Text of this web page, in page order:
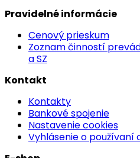
Pravidelné informácie
Cenový prieskum
Zoznam činností
a SZ
Kontakt
Kontakty
Bankové spojenie
Nastavenie cookies
Vyhlásenie o používaní